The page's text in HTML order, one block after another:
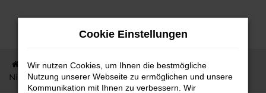
Zum
Startseite Nidda Mitsubishi
Kurze Wege nach
Nidda – jetzt Mitsubishi Eclipse Cross günstig kaufen
Cookie Einstellungen
Wir nutzen Cookies, um Ihnen die bestmögliche
Nutzung unserer Webseite zu ermöglichen und unsere
Kommunikation mit Ihnen zu verbessern. Wir